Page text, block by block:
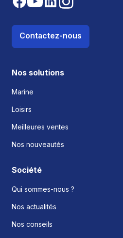
Contactez-nous
Nos solutions
Marine
Loisirs
Meilleures ventes
Nos nouveautés
Société
Qui sommes-nous ?
Nos actualités
Nos conseils